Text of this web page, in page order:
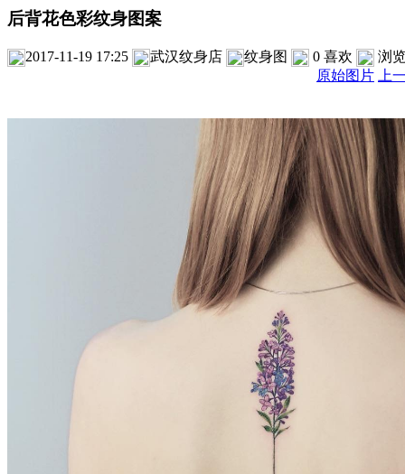
后背花色彩纹身图案
2017-11-19 17:25 武汉纹身店 纹身图 0 喜欢
浏
原始图片 上